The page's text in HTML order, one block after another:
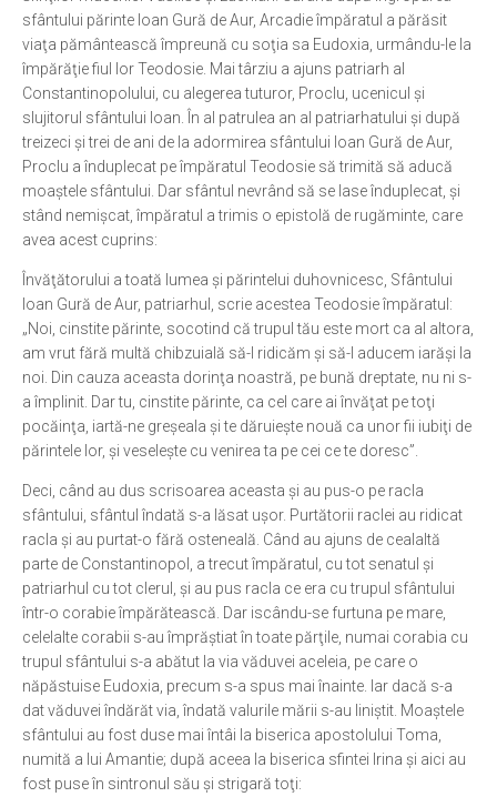
Adicții și vindecări
Gadgeturi cu două tăișuri
Bucătărie biblică
Interviuri
Puncte de Vedere
sfântului părinte Ioan Gură de Aur, Arcadie împăratul a părăsit
viaţa pământească împreună cu soţia sa Eudoxia, urmându-le la
împărăţie fiul lor Teodosie. Mai târziu a ajuns patriarh al
Constantinopolului, cu alegerea tuturor, Proclu, ucenicul şi
slujitorul sfântului Ioan. În al patrulea an al patriarhatului şi după
treizeci şi trei de ani de la adormirea sfântului Ioan Gură de Aur,
Proclu a înduplecat pe împăratul Teodosie să trimită să aducă
moaştele sfântului. Dar sfântul nevrând să se lase înduplecat, şi
stând nemişcat, împăratul a trimis o epistolă de rugăminte, care
avea acest cuprins:
Învăţătorului a toată lumea şi părintelui duhovnicesc, Sfântului
Ioan Gură de Aur, patriarhul, scrie acestea Teodosie împăratul:
„Noi, cinstite părinte, socotind că trupul tău este mort ca al altora,
am vrut fără multă chibzuială să-l ridicăm şi să-l aducem iarăşi la
noi. Din cauza aceasta dorinţa noastră, pe bună dreptate, nu ni s-
a împlinit. Dar tu, cinstite părinte, ca cel care ai învăţat pe toţi
pocăinţa, iartă-ne greşeala şi te dăruieşte nouă ca unor fii iubiţi de
părintele lor, şi veseleşte cu venirea ta pe cei ce te doresc”.
Deci, când au dus scrisoarea aceasta şi au pus-o pe racla
sfântului, sfântul îndată s-a lăsat uşor. Purtătorii raclei au ridicat
racla şi au purtat-o fără osteneală. Când au ajuns de cealaltă
parte de Constantinopol, a trecut împăratul, cu tot senatul şi
patriarhul cu tot clerul, şi au pus racla ce era cu trupul sfântului
într-o corabie împărătească. Dar iscându-se furtuna pe mare,
celelalte corabii s-au împrăştiat în toate părţile, numai corabia cu
trupul sfântului s-a abătut la via văduvei aceleia, pe care o
năpăstuise Eudoxia, precum s-a spus mai înainte. Iar dacă s-a
dat văduvei îndărăt via, îndată valurile mării s-au liniştit. Moaştele
sfântului au fost duse mai întâi la biserica apostolului Toma,
numită a lui Amantie; după aceea la biserica sfintei Irina şi aici au
fost puse în sintronul său şi strigară toţi: